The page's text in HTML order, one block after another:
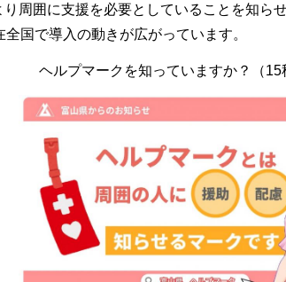
周囲に支援を必要としていることを知ら
国で導入の動きが広がっています。
ヘルプマークを知っていますか？（15